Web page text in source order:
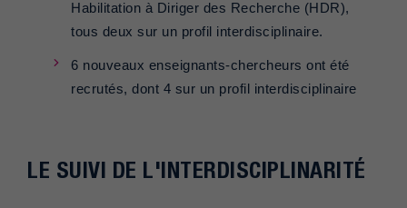
Habilitation à Diriger des Recherche (HDR),
tous deux sur un profil interdisciplinaire.
6 nouveaux enseignants-chercheurs ont été
recrutés, dont 4 sur un profil interdisciplinaire
LE SUIVI DE L'INTERDISCIPLINARITÉ